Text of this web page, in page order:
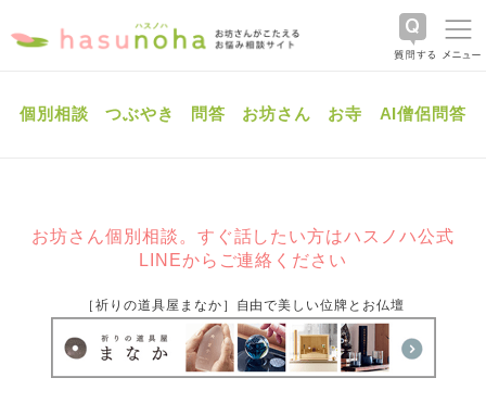
個別相談 つぶやき 問答 お坊さん お寺 AI僧侶問答
お坊さん個別相談。すぐ話したい方はハスノハ公式
LINEからご連絡ください
［祈りの道具屋まなか］自由で美しい位牌とお仏壇